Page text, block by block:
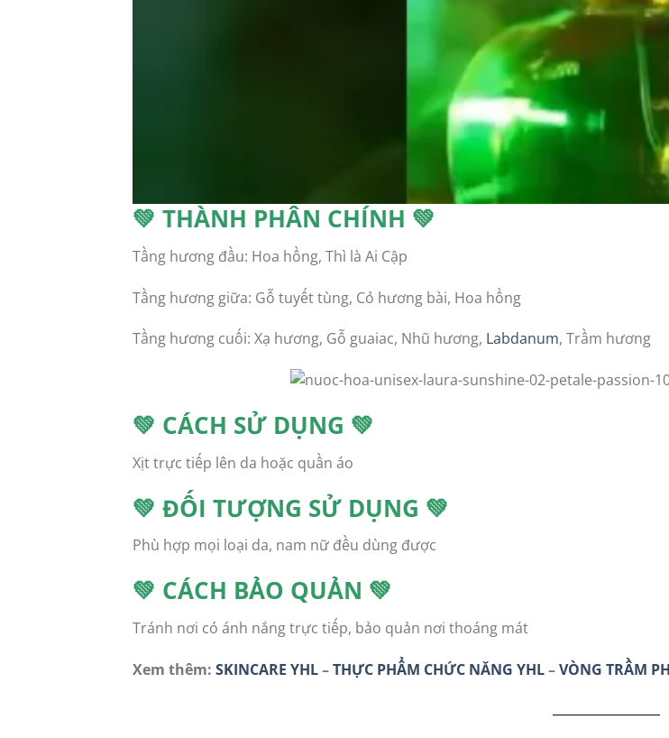
💚 THÀNH PHẦN CHÍNH 💚
Tầng hương đầu: Hoa hồng, Thì là Ai Cập
Tầng hương giữa: Gỗ tuyết tùng, Cỏ hương bài, Hoa hồng
Tầng hương cuối: Xạ hương, Gỗ guaiac, Nhũ hương, Labdanum, Trầm hương
💚 CÁCH SỬ DỤNG 💚
Xịt trực tiếp lên da hoặc quần áo
💚 ĐỐI TƯỢNG SỬ DỤNG 💚
Phù hợp mọi loại da, nam nữ đều dùng được
💚 CÁCH BẢO QUẢN 💚
Tránh nơi có ánh nắng trực tiếp, bảo quản nơi thoáng mát
Xem thêm: SKINCARE YHL–THỰC PHẨM CHỨC NĂNG YHL–VÒNG TRẦM